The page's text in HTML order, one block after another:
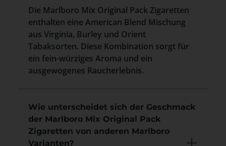
Die Marlboro Mix Original Pack Zigaretten
enthalten eine American Blend Mischung
aus Virginia, Burley und Orient
Tabaksorten. Diese Kombination sorgt für
ein fein-würziges Aroma und ein
ausgewogenes Raucherlebnis.
Wie unterscheidet sich der Geschmack
der Marlboro Mix Original Pack
Zigaretten von anderen Marlboro
Varianten?